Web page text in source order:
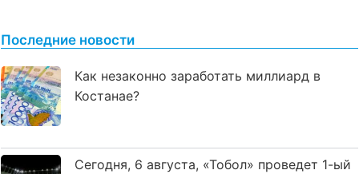
Последние новости
Как незаконно заработать миллиард в
Костанае?
Сегодня, 6 августа, «Тобол» проведет 1-ый